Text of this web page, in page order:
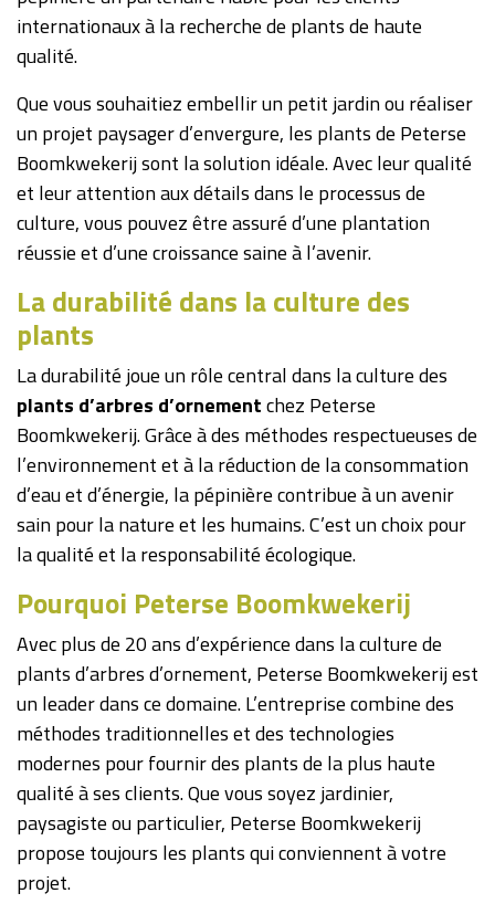
internationaux à la recherche de plants de haute
qualité.
Que vous souhaitiez embellir un petit jardin ou réaliser
un projet paysager d’envergure, les plants de Peterse
Boomkwekerij sont la solution idéale. Avec leur qualité
et leur attention aux détails dans le processus de
culture, vous pouvez être assuré d’une plantation
réussie et d’une croissance saine à l’avenir.
La durabilité dans la culture des
plants
La durabilité joue un rôle central dans la culture des
plants d’arbres d’ornementchez Peterse
Boomkwekerij. Grâce à des méthodes respectueuses de
l’environnement et à la réduction de la consommation
d’eau et d’énergie, la pépinière contribue à un avenir
sain pour la nature et les humains. C’est un choix pour
la qualité et la responsabilité écologique.
Pourquoi Peterse Boomkwekerij
Avec plus de 20 ans d’expérience dans la culture de
plants d’arbres d’ornement, Peterse Boomkwekerij est
un leader dans ce domaine. L’entreprise combine des
méthodes traditionnelles et des technologies
modernes pour fournir des plants de la plus haute
qualité à ses clients. Que vous soyez jardinier,
paysagiste ou particulier, Peterse Boomkwekerij
propose toujours les plants qui conviennent à votre
projet.